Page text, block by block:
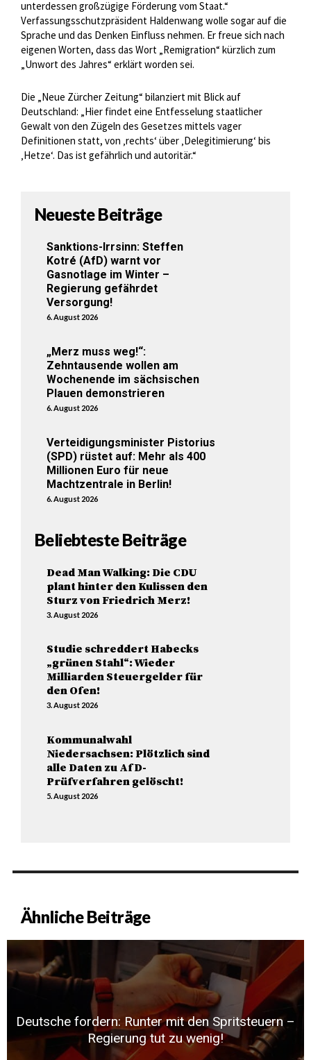
unterdessen großzügige Förderung vom Staat.“
Verfassungsschutzpräsident Haldenwang wolle sogar auf die
Sprache und das Denken Einfluss nehmen. Er freue sich nach
eigenen Worten, dass das Wort „Remigration“ kürzlich zum
„Unwort des Jahres“ erklärt worden sei.
Die „Neue Zürcher Zeitung“ bilanziert mit Blick auf
Deutschland: „Hier findet eine Entfesselung staatlicher
Gewalt von den Zügeln des Gesetzes mittels vager
Definitionen statt, von ‚rechts‘ über ‚Delegitimierung‘ bis
‚Hetze‘. Das ist gefährlich und autoritär.“
Neueste Beiträge
Sanktions-Irrsinn: Steffen
Kotré (AfD) warnt vor
Gasnotlage im Winter –
Regierung gefährdet
Versorgung!
6. August 2026
„Merz muss weg!“:
Zehntausende wollen am
Wochenende im sächsischen
Plauen demonstrieren
6. August 2026
Verteidigungsminister Pistorius
(SPD) rüstet auf: Mehr als 400
Millionen Euro für neue
Machtzentrale in Berlin!
6. August 2026
Beliebteste Beiträge
Dead Man Walking: Die CDU
plant hinter den Kulissen den
Sturz von Friedrich Merz!
3. August 2026
Studie schreddert Habecks
„grünen Stahl“: Wieder
Milliarden Steuergelder für
den Ofen!
3. August 2026
Kommunalwahl
Niedersachsen: Plötzlich sind
alle Daten zu AfD-
Prüfverfahren gelöscht!
5. August 2026
Ähnliche Beiträge
Deutsche fordern: Runter mit den Spritsteuern –
Regierung tut zu wenig!